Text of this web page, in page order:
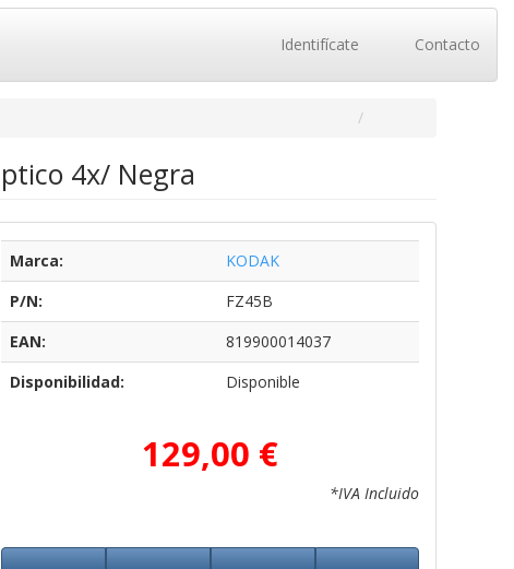
Identifícate Contacto
4x/ Negra
Marca:
KODAK
P/N:
FZ45B
EAN:
819900014037
Disponibilidad:
Disponible
129,00 €
*IVA Incluido